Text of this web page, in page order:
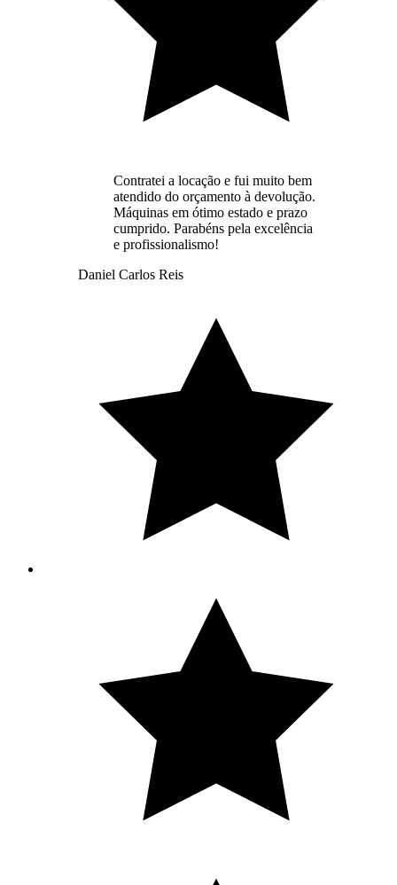
Contratei a locação e fui muito bem
atendido do orçamento à devolução.
Máquinas em ótimo estado e prazo
cumprido. Parabéns pela excelência
e profissionalismo!
Daniel Carlos Reis